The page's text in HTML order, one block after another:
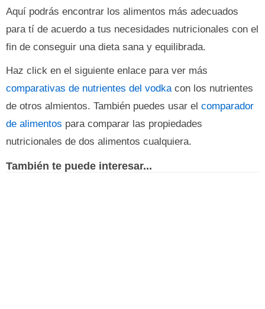
Aquí podrás encontrar los alimentos más adecuados
para tí de acuerdo a tus necesidades nutricionales con el
fin de conseguir una dieta sana y equilibrada.
Haz click en el siguiente enlace para ver más
comparativas de nutrientes del vodkacon los nutrientes
de otros almientos. También puedes usar el comparador
de alimentos para comparar las propiedades
nutricionales de dos alimentos cualquiera.
También te puede interesar...